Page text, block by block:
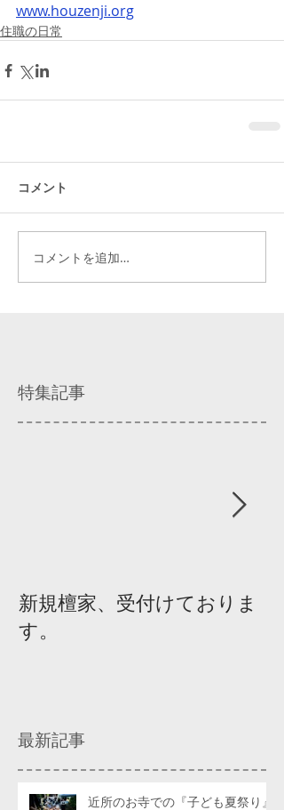
www.houzenji.org
住職の日常
コメント
コメントを追加…
特集記事
新規檀家、受付けておりま
す。
最新記事
近所のお寺での『子ども夏祭り』